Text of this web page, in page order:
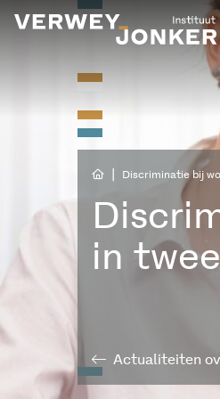
Discriminatie bij
in
Actualiteiten